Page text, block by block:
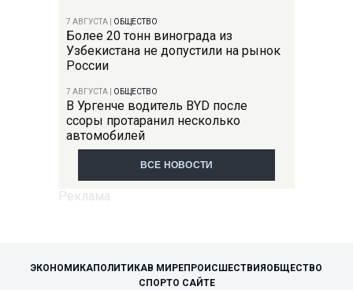
7 АВГУСТА ОБЩЕСТВО
Более 20 тонн винограда из
Узбекистана не допустили на рынок
России
7 АВГУСТА ОБЩЕСТВО
В Ургенче водитель BYD после
ссоры протаранил несколько
автомобилей
ВСЕ НОВОСТИ
ЭКОНОМИКАПОЛИТИКАВ МИРЕПРОИСШЕСТВИЯОБЩЕСТВО
СПОРТО САЙТЕ